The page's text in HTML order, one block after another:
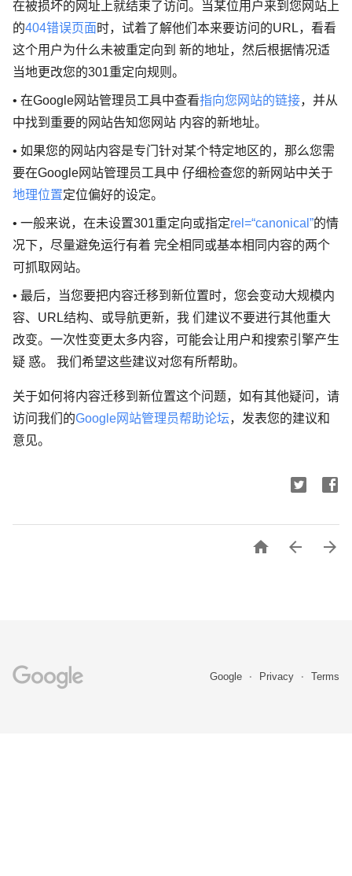
在被损坏的网址上就结束了访问。当某位用户来到您网站上
的404错误页面时，试着了解他们本来要访问的URL，看看
这个用户为什么未被重定向到 新的地址，然后根据情况适
当地更改您的301重定向规则。
• 在Google网站管理员工具中查看指向您网站的链接，并从
中找到重要的网站告知您网站 内容的新地址。
• 如果您的网站内容是专门针对某个特定地区的，那么您需
要在Google网站管理员工具中 仔细检查您的新网站中关于
地理位置定位偏好的设定。
• 一般来说，在未设置301重定向或指定rel=“canonical”的情
况下，尽量避免运行有着 完全相同或基本相同内容的两个
可抓取网站。
• 最后，当您要把内容迁移到新位置时，您会变动大规模内
容、URL结构、或导航更新，我 们建议不要进行其他重大
改变。一次性变更太多内容，可能会让用户和搜索引擎产生
疑 惑。 我们希望这些建议对您有所帮助。
关于如何将内容迁移到新位置这个问题，如有其他疑问，请
访问我们的Google网站管理员帮助论坛，发表您的建议和
意见。
  
Google Privacy Terms